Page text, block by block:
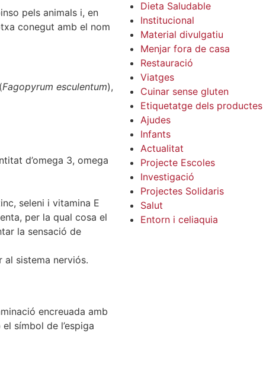
pels animals i, en
conegut amb el nom
Fagopyrum esculentum),
d’omega 3, omega
seleni i vitamina E
per la qual cosa el
la sensació de
sistema nerviós.
encreuada amb
símbol de l’espiga
Dieta Saludable
Institucional
Material divulgatiu
Menjar fora de casa
Restauració
Viatges
Cuinar sense gluten
Etiquetatge dels productes
Ajudes
Infants
Actualitat
Projecte Escoles
Investigació
Projectes Solidaris
Salut
Entorn i celiaquia